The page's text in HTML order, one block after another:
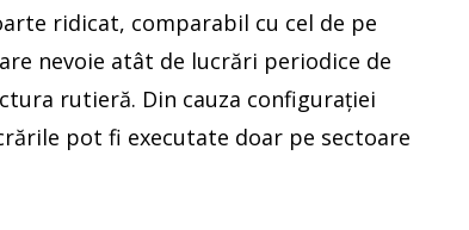
ridicat, comparabil cu cel de pe
nevoie atât de lucrări periodice de
rutieră. Din cauza configurației
pot fi executate doar pe sectoare